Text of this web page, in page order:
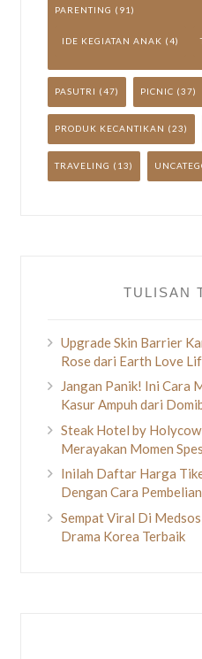
PARENTING (91)
IDE KEGIATAN ANAK (4)
PASUTRI (47) PICNIC (37)
PRODUK KECANTIKAN (23)
TRAVELING (13)
TULISAN
Upgrade Skin Barrier
Rose dari Earth Love
Jangan Panik! Ini Cara
Kasur Ampuh dari
Steak Hotel by
Merayakan Momen
Inilah Daftar Harga
Dengan Cara
Sempat Viral Di
Drama Korea Terbaik